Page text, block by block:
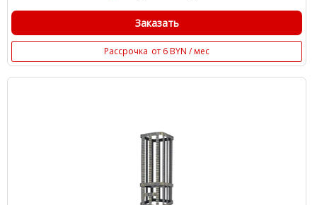
Заказать
Рассрочка от 6 BYN / мес